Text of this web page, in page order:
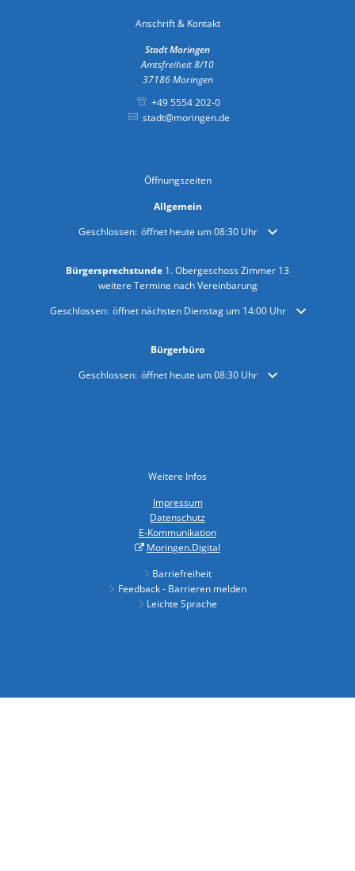
Anschrift & Kontakt
Stadt Moringen
Amtsfreiheit 8/10
37186 Moringen
+49 5554 202-0
stadt@moringen.de
Öffnungszeiten
Allgemein
Klicken, um weitere Öffnungs- oder Schließzeiten
Geschlossen: öffnet heute um 08:30 Uhr
Bürgersprechstunde 1. Obergeschoss Zimmer 13
weitere Termine nach Vereinbarung
Klicken, um weitere Öffnungs- oder Schließzeiten auszublenden
Geschlossen: öffnet nächsten Dienstag um 14:00 Uhr
Bürgerbüro
Klicken, um weitere Öffnungs- oder Schließzeiten
Geschlossen: öffnet heute um 08:30 Uhr
Weitere Infos
Impressum
Datenschutz
E-Kommunikation
Moringen.Digital
Barriefreiheit
Feedback - Barrieren melden
Leichte Sprache